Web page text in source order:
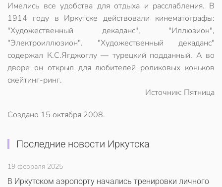
Имелись все удобства для отдыха и расслабления. В
1914 году в Иркутске действовали кинематографы:
"Художественный декаданс", "Иллюзион",
"Электроиллюзион". "Художественный декаданс"
содержал К.С.Ягджоглу — турецкий подданный. А во
дворе он открыл для любителей роликовых коньков
скейтинг-ринг.
Источник: Пятница
Создано 15 октября 2008.
Последние новости Иркутска
19 февраля 2025
В Иркутском аэропорту начались тренировки личного